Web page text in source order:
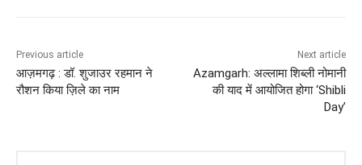
Previous article
आज़मगढ़ : डॉ. शुजाउर रहमान ने
रौशन किया ज़िले का नाम
Next article
Azamgarh: अल्लामा शिब्ली नोमानी
की याद में आयोजित होगा ‘Shibli
Day’